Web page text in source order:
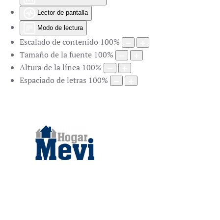
Lector de pantalla
Modo de lectura
Escalado de contenido 100%
Tamaño de la fuente 100%
Altura de la línea 100%
Espaciado de letras 100%